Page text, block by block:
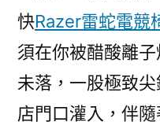
快Razer雷蛇電競
須在你被醋酸離
未落，一股極致
店門口灌入，伴